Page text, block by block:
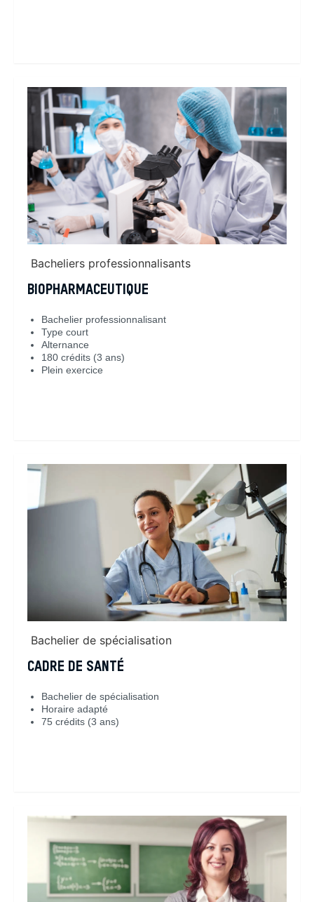
Bacheliers professionnalisants
BIOPHARMACEUTIQUE
Bachelier professionnalisant
Type court
Alternance
180 crédits (3 ans)
Plein exercice
Bachelier de spécialisation
CADRE DE SANTÉ
Bachelier de spécialisation
Horaire adapté
75 crédits (3 ans)